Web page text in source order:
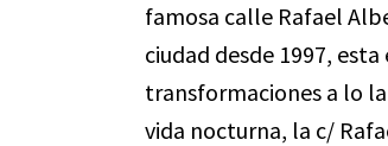
famosa calle Rafael
ciudad desde 1997,
transformaciones a lo
vida nocturna, la c/